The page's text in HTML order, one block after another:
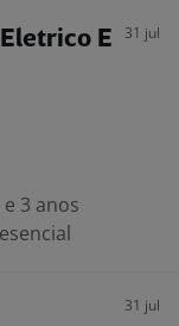
E
31 jul
3 anos
31 jul